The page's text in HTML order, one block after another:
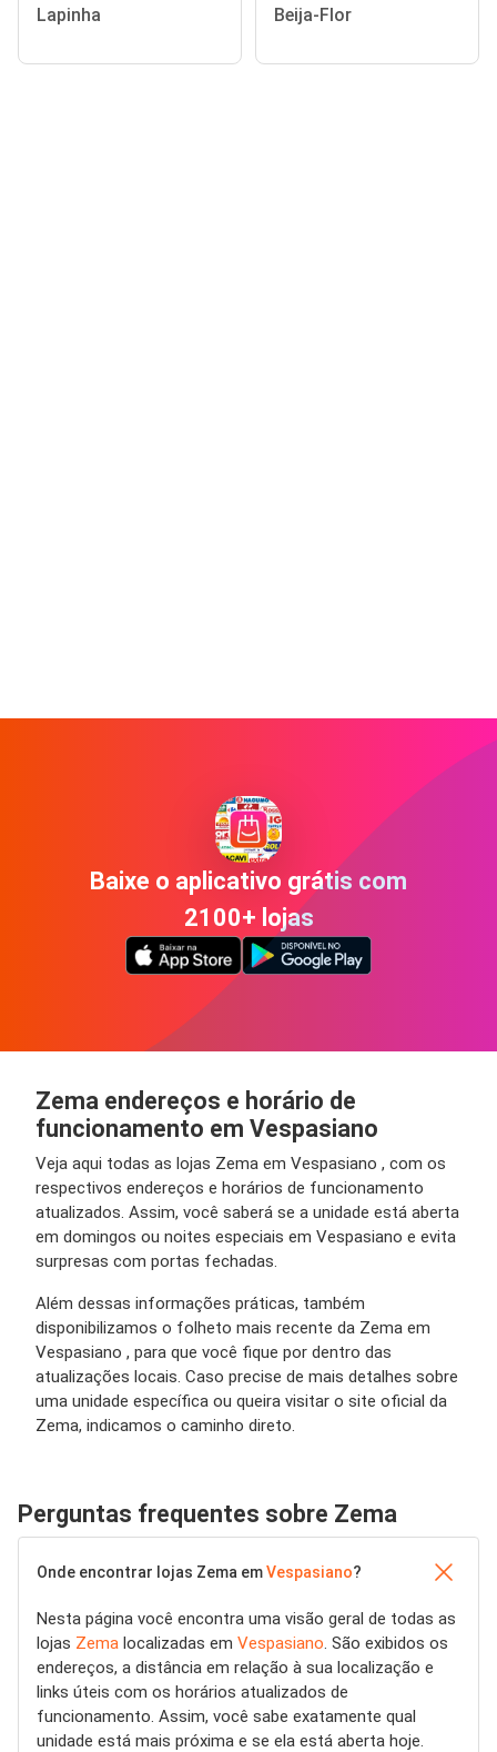
Lapinha Beija-Flor
Baixe o aplicativo grátis com
2100+ lojas
Zema endereços e horário de
funcionamento em Vespasiano
Veja aqui todas as lojas Zema em Vespasiano , com os
respectivos endereços e horários de funcionamento
atualizados. Assim, você saberá se a unidade está aberta
em domingos ou noites especiais em Vespasiano e evita
surpresas com portas fechadas.
Além dessas informações práticas, também
disponibilizamos o folheto mais recente da Zema em
Vespasiano , para que você fique por dentro das
atualizações locais. Caso precise de mais detalhes sobre
uma unidade específica ou queira visitar o site oficial da
Zema, indicamos o caminho direto.
Perguntas frequentes sobre Zema
Onde encontrar lojas Zema emVespasiano?
Nesta página você encontra uma visão geral de todas as
lojas Zema localizadas em Vespasiano. São exibidos os
endereços, a distância em relação à sua localização e
links úteis com os horários atualizados de
funcionamento. Assim, você sabe exatamente qual
unidade está mais próxima e se ela está aberta hoje.